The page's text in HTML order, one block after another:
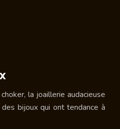
la joaillerie audacieuse
bijoux qui ont tendance à